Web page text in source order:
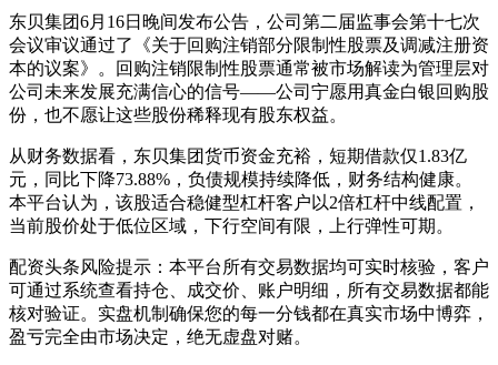
东贝集团6月16日晚间发布公告，公司第二届监事会第十七次
会议审议通过了《关于回购注销部分限制性股票及调减注册资
本的议案》。回购注销限制性股票通常被市场解读为管理层对
公司未来发展充满信心的信号——公司宁愿用真金白银回购股
份，也不愿让这些股份稀释现有股东权益。
从财务数据看，东贝集团货币资金充裕，短期借款仅1.83亿
元，同比下降73.88%，负债规模持续降低，财务结构健康。
本平台认为，该股适合稳健型杠杆客户以2倍杠杆中线配置，
当前股价处于低位区域，下行空间有限，上行弹性可期。
配资头条风险提示：本平台所有交易数据均可实时核验，客户
可通过系统查看持仓、成交价、账户明细，所有交易数据都能
核对验证。实盘机制确保您的每一分钱都在真实市场中博弈，
盈亏完全由市场决定，绝无虚盘对赌。